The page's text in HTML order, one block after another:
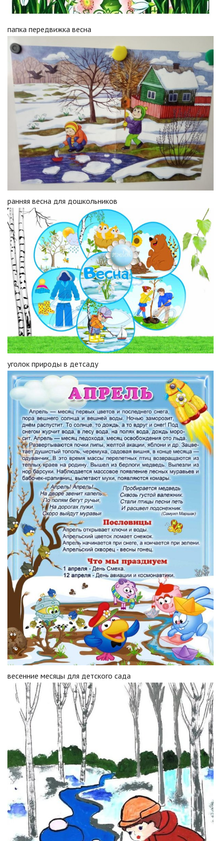
папка передвижка весна
ранняя весна для дошкольников
уголок природы в детсаду
весенние месяцы для детского сада